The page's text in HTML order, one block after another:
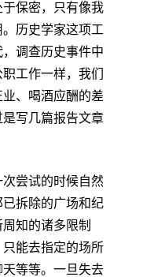
保密，只有像我
历史学家这项工
调查历史事件中
工作一样，我们
、喝酒应酬的差
写几篇报告文章
尝试的时候自然
拆除的广场和纪
知的诸多限制
能去指定的场所
等等。一旦失去